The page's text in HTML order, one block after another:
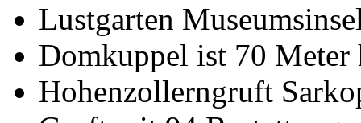
Lustgarten
Domkuppel ist 70 Meter
Hohenzollerngruft